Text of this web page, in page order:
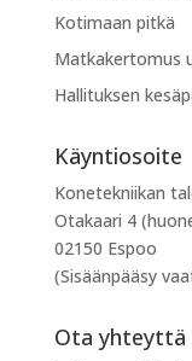
Kotimaan pitkä
Matkakertomus
Hallituksen
Käyntiosoite
Konetekniikan
Otakaari 4
02150 Espoo
(Sisäänpääsy
Ota yhteyttä